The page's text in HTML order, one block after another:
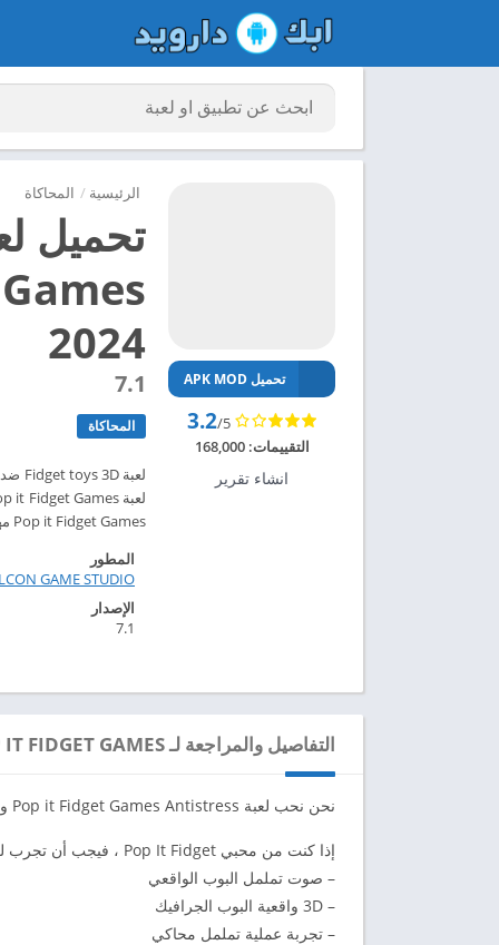
الرئيسية / المحاكاة
2024
7.1
المحاكاة
Pop it Fidget Games مهكرة للاندرويد 2024 – ابك دارويد
تحميل APK MOD
3.2/5
التقييمات:168,000
انشاء تقرير
المطور
GAME STUDIO‏
الإصدار
7.1
التفاصيل والمراجعة لـ ANTISTRESS POP IT FIDGET GAMES
نحن نحب لعبة Pop it Fidget Games Antistress ونود أن نشارك حبنا مع كل محبي تململ
إذا كنت من محبي Pop It Fidget ، فيجب أن تجرب لعبتنا لأن لدينا:
– صوت تململ البوب ​​الواقعي
– 3D واقعية البوب ​​الجرافيك
– تجربة عملية تململ محاكي